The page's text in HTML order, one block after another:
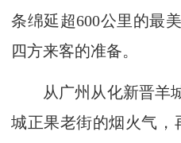
条绵延超600公里的最
四方来客的准备。
从广州从化新晋羊城
城正果老街的烟火气，